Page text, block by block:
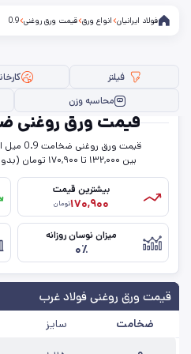
فولاد ایرانیان انواع ورق قیمت ورق روغنی 0.9
فیلتر ها
ضخامت
کارخانه
فیلتر
محاسبه وزن
قیمت ورق روغنی
بین ۱۳۲,۰۰۰ تا ۱۷۰,۹۰۰ تومان (بدون احتساب مالیات) قرار دارد.
بیشترین قیمت
۱۷۰,۹۰۰تومان
میزان نوسان روزانه
۰٪
قیمت ورق روغنی فولاد غرب
ضخامت سایز